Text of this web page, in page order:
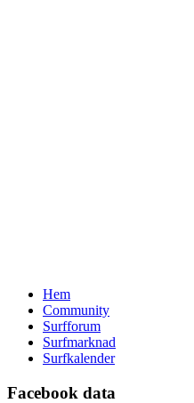
Hem
Community
Surfforum
Surfmarknad
Surfkalender
Facebook data